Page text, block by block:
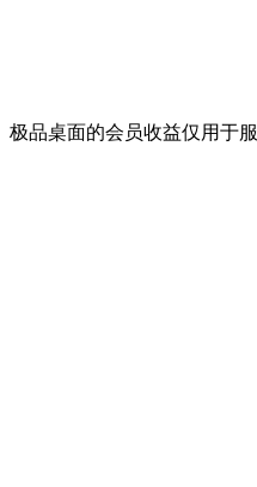
品桌面的会员收益仅用于